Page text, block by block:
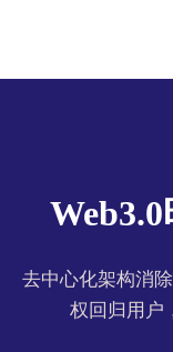
去中心化架构消
权回归用户